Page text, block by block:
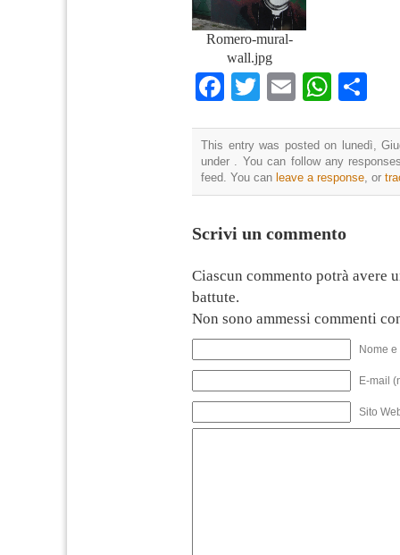
Romero-mural-
wall.jpg
Facebook
TwitterEmail
This entry was posted on lunedì,
under . You can follow any
feed. You can leave a response, or
Scrivi un commento
Ciascun commento potrà avere
battute.
Non sono ammessi commenti
Nome
E-mail
Sito